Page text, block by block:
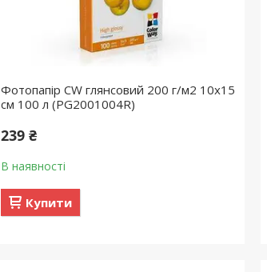
Фотопапір CW глянсовий 200 г/м2 10х15
см 100 л (PG2001004R)
239 ₴
В наявності
Купити